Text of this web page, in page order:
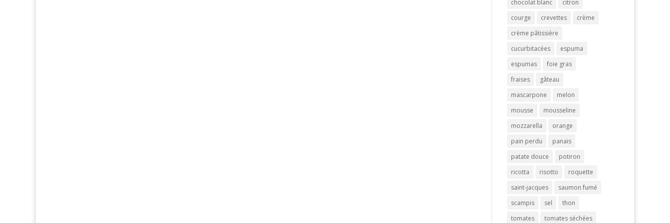
chocolat blanc
citron
courge
crevettes
crème
crème pâtissière
cucurbitacées
espuma
espumas
foie gras
fraises
gâteau
mascarpone
melon
mousse
mousseline
mozzarella
orange
pain perdu
panais
patate douce
potiron
ricotta
risotto
roquette
saint-jacques
saumon fumé
scampis
sel
thon
tomates
tomates séchées